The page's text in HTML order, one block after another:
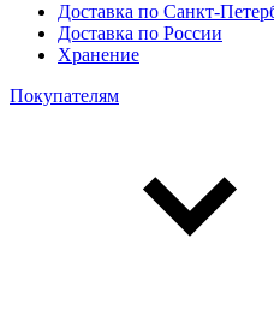
Доставка по Санкт-
Доставка по России
Хранение
Покупателям